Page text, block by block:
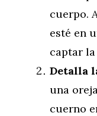
cuerpo.
esté en
captar
Detalla
una
cuerno